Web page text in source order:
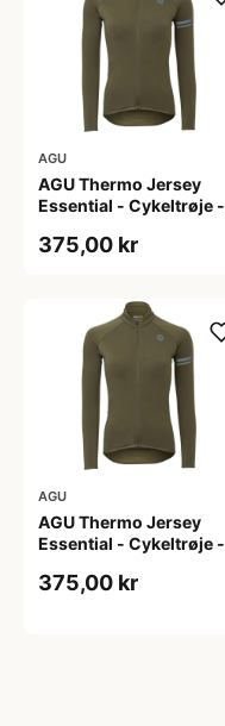
AGU
AGU Thermo Jersey
Essential - Cykeltrøje -
S
375,00 kr
AGU
AGU Thermo Jersey
Essential - Cykeltrøje -
XXL
375,00 kr